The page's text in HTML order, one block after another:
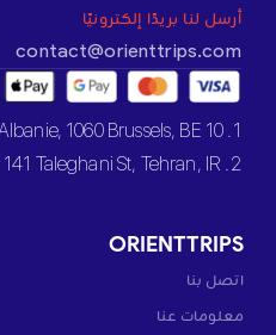
أرسل لنا بريدًا إلكترونيًا
contact@orienttrips.com
1. 10 Rue d’Albanie, 1060 Brussels, BE
2. L2, 141 Taleghani St, Tehran, IR
ORIENTTRIPS
اتصل بنا
معلومات عنا